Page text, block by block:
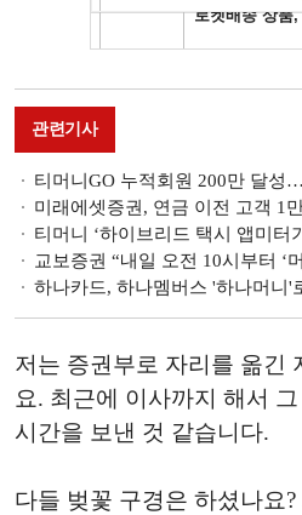
관련기사
티머니GO 누적회원 200만 달성
미래에셋증권, 연금 이전 고객 1만명
티머니 ‘하이브리드 택시 앱미터기
교보증권 “내일 오전 10시부터 ‘머니텐
하나카드, 하나멤버스 '하나머니'
저는 증권부로 자리를 옮긴
요. 최근에 이사까지 해서
시간을 보낸 것 같습니다.
다들 벚꽃 구경은 하셨나요